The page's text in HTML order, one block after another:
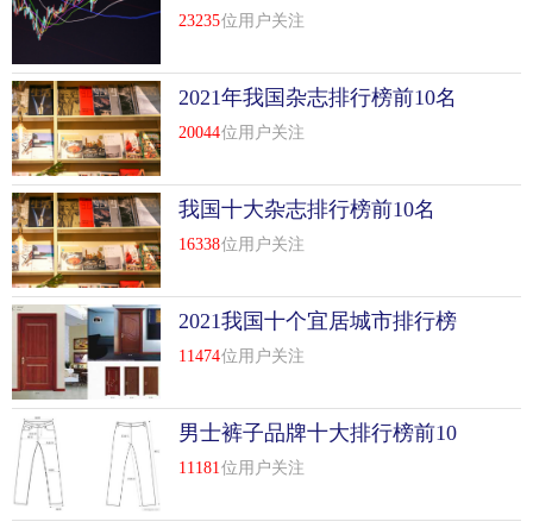
23235位用户关注
2021年我国杂志排行榜前10名
20044位用户关注
我国十大杂志排行榜前10名
16338位用户关注
2021我国十个宜居城市排行榜
前10名
11474位用户关注
男士裤子品牌十大排行榜前10
名
11181位用户关注